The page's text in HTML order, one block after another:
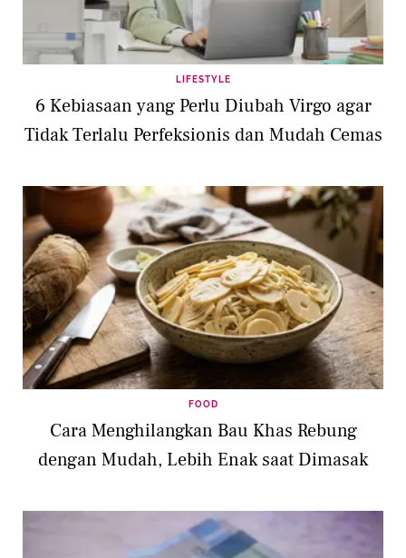
LIFESTYLE
6 Kebiasaan yang Perlu Diubah Virgo agar
Tidak Terlalu Perfeksionis dan Mudah Cemas
FOOD
Cara Menghilangkan Bau Khas Rebung
dengan Mudah, Lebih Enak saat Dimasak